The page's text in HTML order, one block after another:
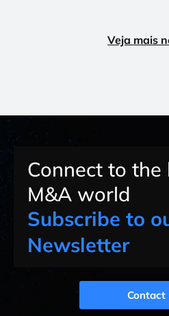
Veja mais
Connect to the
M&A world
Subscribe to
Newsletter
Contact